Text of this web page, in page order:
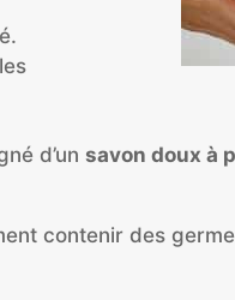
d’un savon doux à
contenir des